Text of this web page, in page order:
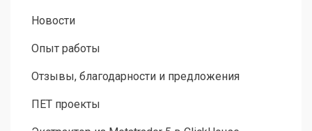
Новости
Опыт работы
Отзывы, благодарности и предложения
ПЕТ проекты